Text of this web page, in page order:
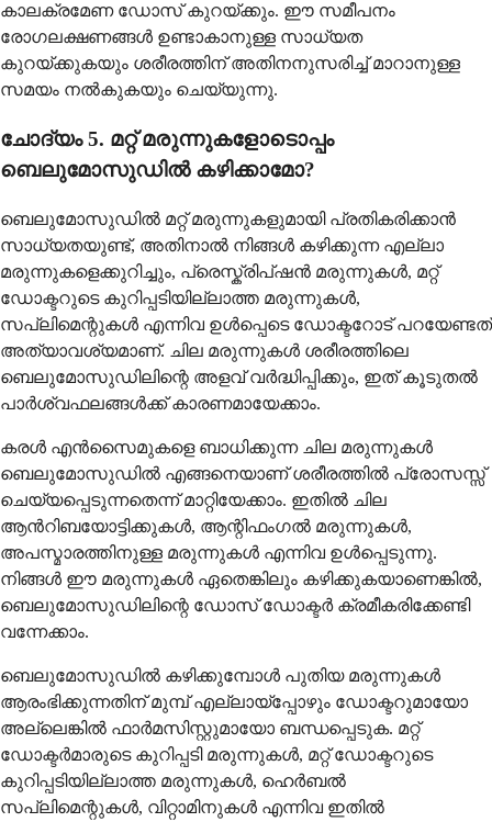
കാലക്രമേണ ഡോസ് കുറയ്ക്കും. ഈ സമീപനം
രോഗലക്ഷണങ്ങൾ ഉണ്ടാകാനുള്ള സാധ്യത
കുറയ്ക്കുകയും ശരീരത്തിന് അതിനനുസരിച്ച് മാറാനുള്ള
സമയം നൽകുകയും ചെയ്യുന്നു.
ചോദ്യം 5. മറ്റ് മരുന്നുകളോടൊപ്പം
ബെലുമോസുഡിൽ കഴിക്കാമോ?
ബെലുമോസുഡിൽ മറ്റ് മരുന്നുകളുമായി പ്രതികരിക്കാൻ
സാധ്യതയുണ്ട്, അതിനാൽ നിങ്ങൾ കഴിക്കുന്ന എല്ലാ
മരുന്നുകളെക്കുറിച്ചും, പ്രെസ്ക്രിപ്ഷൻ മരുന്നുകൾ, മറ്റ്
ഡോക്ടറുടെ കുറിപ്പടിയില്ലാത്ത മരുന്നുകൾ,
സപ്ലിമെന്റുകൾ എന്നിവ ഉൾപ്പെടെ ഡോക്ടറോട് പറയേണ്ടത്
അത്യാവശ്യമാണ്. ചില മരുന്നുകൾ ശരീരത്തിലെ
ബെലുമോസുഡിലിന്റെ അളവ് വർദ്ധിപ്പിക്കും, ഇത് കൂടുതൽ
പാർശ്വഫലങ്ങൾക്ക് കാരണമായേക്കാം.
കരൾ എൻസൈമുകളെ ബാധിക്കുന്ന ചില മരുന്നുകൾ
ബെലുമോസുഡിൽ എങ്ങനെയാണ് ശരീരത്തിൽ പ്രോസസ്സ്
ചെയ്യപ്പെടുന്നതെന്ന് മാറ്റിയേക്കാം. ഇതിൽ ചില
ആൻറിബയോട്ടിക്കുകൾ, ആന്റിഫംഗൽ മരുന്നുകൾ,
അപസ്മാരത്തിനുള്ള മരുന്നുകൾ എന്നിവ ഉൾപ്പെടുന്നു.
നിങ്ങൾ ഈ മരുന്നുകൾ ഏതെങ്കിലും കഴിക്കുകയാണെങ്കിൽ,
ബെലുമോസുഡിലിന്റെ ഡോസ് ഡോക്ടർ ക്രമീകരിക്കേണ്ടി
വന്നേക്കാം.
ബെലുമോസുഡിൽ കഴിക്കുമ്പോൾ പുതിയ മരുന്നുകൾ
ആരംഭിക്കുന്നതിന് മുമ്പ് എല്ലായ്പ്പോഴും ഡോക്ടറുമായോ
അല്ലെങ്കിൽ ഫാർമസിസ്റ്റുമായോ ബന്ധപ്പെടുക. മറ്റ്
ഡോക്ടർമാരുടെ കുറിപ്പടി മരുന്നുകൾ, മറ്റ് ഡോക്ടറുടെ
കുറിപ്പടിയില്ലാത്ത മരുന്നുകൾ, ഹെർബൽ
സപ്ലിമെന്റുകൾ, വിറ്റാമിനുകൾ എന്നിവ ഇതിൽ